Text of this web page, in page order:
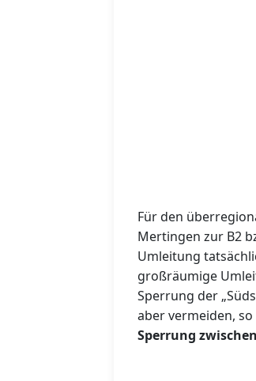
Für den
Mertingen zur B2
Umleitung
großräumige
Sperrung der
aber vermeiden,
Sperrung